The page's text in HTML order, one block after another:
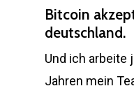
Bitcoin
deutschland.
Und ich arbeite
Jahren mein